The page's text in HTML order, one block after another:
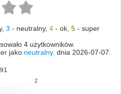
, 3 - neutralny, 4- ok, 5- super
4 użytkowników.
jako neutralny. dnia 2026-07-07.